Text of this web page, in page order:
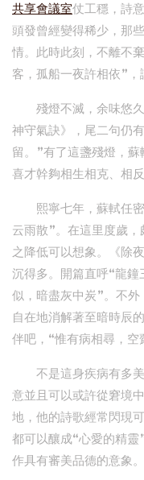
共享會議室仗工穩，詩
頭發曾經變得稀少，那
情。此時此刻，不離不
客，孤船一夜許相依”，
殘燈不滅，余味悠
神守氣訣》，尾二句仍
留。”有了這盞殘燈，
喜才幹夠相生相克、相
熙寧七年，蘇軾任
云雨散”。在這里度歲
之降低可以想象。《除
沉得多。開篇直呼“龍
似，暗盡灰中炭”。不
自在地消解著至暗時辰
伴吧，“惟有病相尋，空
不是這身疾病有多
意並且可以或許從窘境
地，他的詩歌經常閃現
都可以釀成“心愛的精
作具有審美品德的意象。